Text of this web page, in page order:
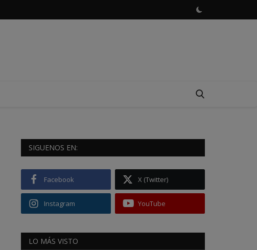
SIGUENOS EN:
Facebook X (Twitter)
Instagram YouTube
LO MÁS VISTO